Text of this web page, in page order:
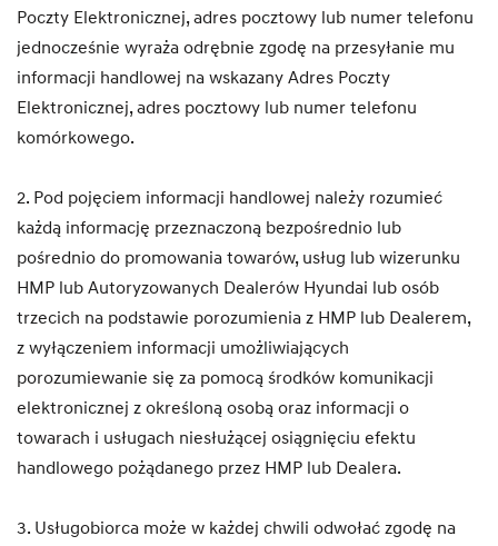
Poczty Elektronicznej, adres pocztowy lub numer telefonu
jednocześnie wyraża odrębnie zgodę na przesyłanie mu
informacji handlowej na wskazany Adres Poczty
Elektronicznej, adres pocztowy lub numer telefonu
komórkowego.
2. Pod pojęciem informacji handlowej należy rozumieć
każdą informację przeznaczoną bezpośrednio lub
pośrednio do promowania towarów, usług lub wizerunku
HMP lub Autoryzowanych Dealerów Hyundai lub osób
trzecich na podstawie porozumienia z HMP lub Dealerem,
z wyłączeniem informacji umożliwiających
porozumiewanie się za pomocą środków komunikacji
elektronicznej z określoną osobą oraz informacji o
towarach i usługach niesłużącej osiągnięciu efektu
handlowego pożądanego przez HMP lub Dealera.
3. Usługobiorca może w każdej chwili odwołać zgodę na